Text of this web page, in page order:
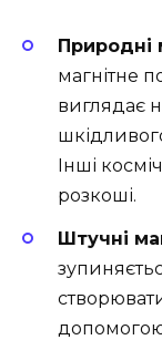
Природні
магнітне
виглядає
Інші
розкоші.
Штучні